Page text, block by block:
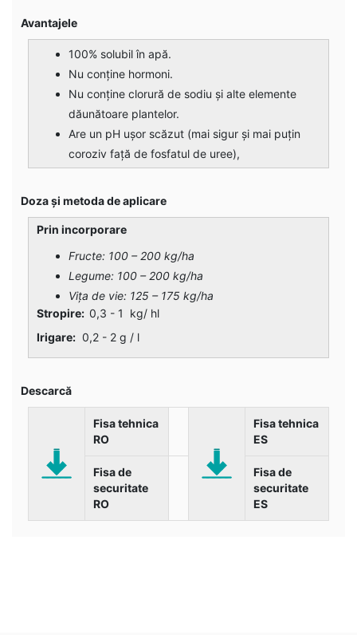
Avantajele
100% solubil în apă.
Nu conține hormoni.
Nu conține clorură de sodiu și alte elemente
dăunătoare plantelor.
Are un pH ușor scăzut (mai sigur și mai puțin
coroziv față de fosfatul de uree),
Doza și metoda de aplicare
Prin incorporare
Fructe: 100 – 200 kg/ha
Legume: 100 – 200 kg/ha
Vița de vie: 125 – 175 kg/ha
Stropire: 0,3 - 1 kg/ hl
Irigare: 0,2 - 2 g / l
Descarcă
Fisa tehnica
RO
Fisa tehnica
ES
Fisa de
securitate
RO
Fisa de
securitate
ES